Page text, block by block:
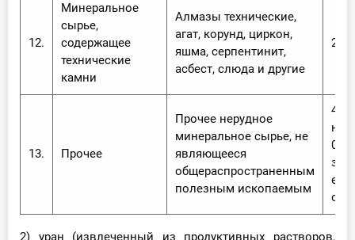
12.
Минеральное
сырье,
содержащее
технические
камни
Алмазы технические,
агат, корунд, циркон,
яшма, серпентинит,
асбест, слюда и другие
2,0%
13. Прочее
Прочее нерудное
минеральное сырье, не
являющееся
общераспространенным
полезным ископаемым
не
за
2) уран (извлеченный из продуктивных растворов,